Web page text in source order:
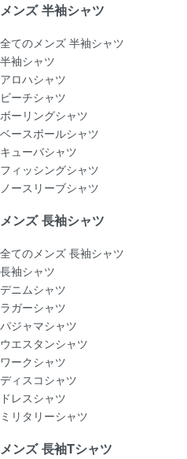
メンズ 半袖シャツ
全てのメンズ 半袖シャツ
半袖シャツ
アロハシャツ
ビーチシャツ
ボーリングシャツ
ベースボールシャツ
キューバシャツ
フィッシングシャツ
ノースリーブシャツ
メンズ 長袖シャツ
全てのメンズ 長袖シャツ
長袖シャツ
デニムシャツ
ラガーシャツ
パジャマシャツ
ウエスタンシャツ
ワークシャツ
ディスコシャツ
ドレスシャツ
ミリタリーシャツ
メンズ 長袖Tシャツ